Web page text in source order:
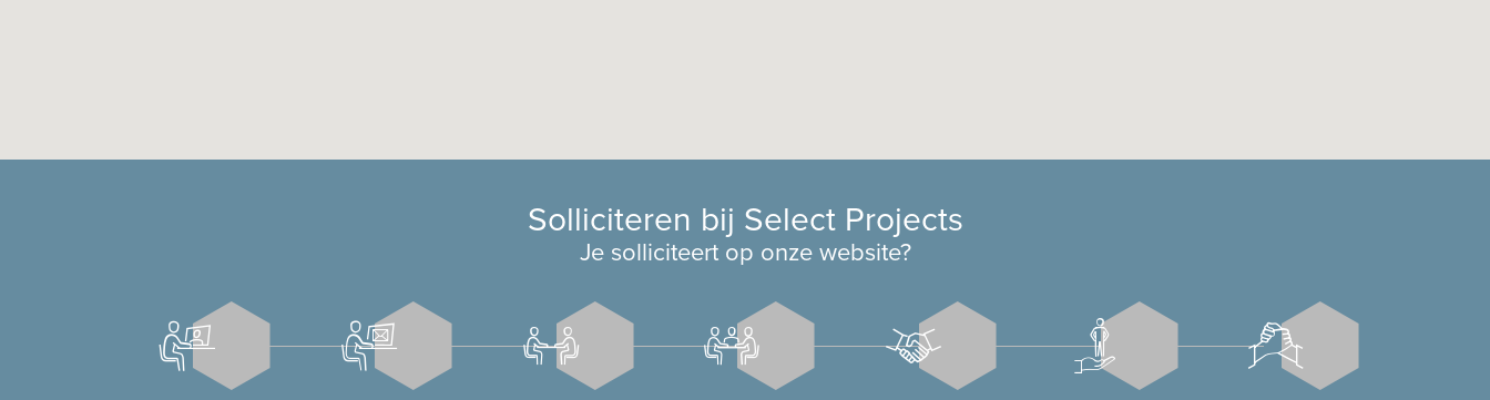
Solliciteren bij Select Projects
Je solliciteert op onze website?